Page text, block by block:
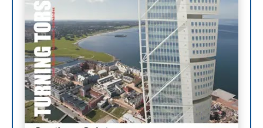
David Chipperfield
Kazuyo Sejima
Norman Foster
Steven Holl
Henry N. Cobb
I.M. Pei